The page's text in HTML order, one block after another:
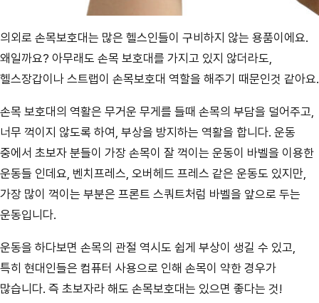
의외로 손목보호대는 많은 헬스인들이 구비하지 않는 용품이에요.
왜일까요? 아무래도 손목 보호대를 가지고 있지 않더라도,
헬스장갑이나 스트랩이 손목보호대 역할을 해주기 때문인것 같아요.
손목 보호대의 역활은 무거운 무게를 들때 손목의 부담을 덜어주고,
너무 꺽이지 않도록 하여, 부상을 방지하는 역활을 합니다. 운동
중에서 초보자 분들이 가장 손목이 잘 꺽이는 운동이 바벨을 이용한
운동들 인데요, 벤치프레스, 오버헤드 프레스 같은 운동도 있지만,
가장 많이 꺽이는 부분은 프론트 스쿼트처럼 바벨을 앞으로 두는
운동입니다.
운동을 하다보면 손목의 관절 역시도 쉽게 부상이 생길 수 있고,
특히 현대인들은 컴퓨터 사용으로 인해 손목이 약한 경우가
많습니다. 즉 초보자라 해도 손목보호대는 있으면 좋다는 것!